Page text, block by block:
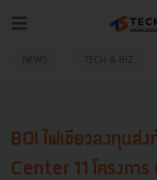
NEWS TECH & BIZ
BOI ไฟเขียวลงทุนส่
Center 11 โครงกา